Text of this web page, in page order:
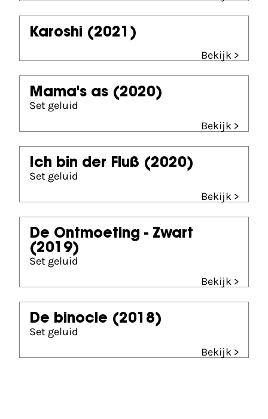
Karoshi (2021)
Bekijk >
Mama's as (2020)
Set geluid
Bekijk >
Ich bin der Fluß (2020)
Set geluid
Bekijk >
De Ontmoeting - Zwart
(2019)
Set geluid
Bekijk >
De binocle (2018)
Set geluid
Bekijk >